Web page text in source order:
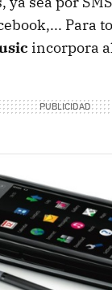
Para
incorpora